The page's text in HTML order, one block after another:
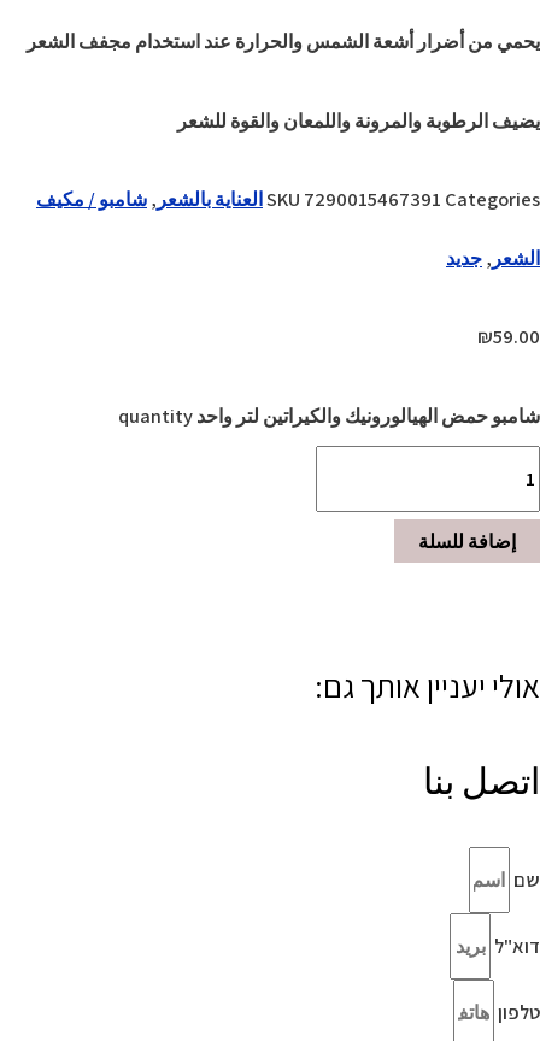
يحمي من أضرار أشعة الشمس والحرارة عند استخدام مجفف الشعر
يضيف الرطوبة والمرونة واللمعان والقوة للشعر
SKU 7290015467391 Categories العناية بالشعر ,شامبو / مكيف
الشعر ,جديد
₪59.00
شامبو حمض الهيالورونيك والكيراتين لتر واحد quantity
إضافة للسلة
אולי יעניין אותך גם:
اتصل بنا
שם
דוא"ל
טלפון